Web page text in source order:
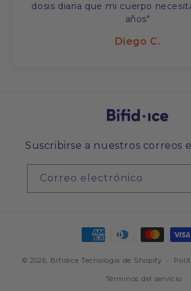
dosis diaria que mi cuerpo
años"
Diego C.
Suscribirse a nuestros correos
Correo electrónico
Formas
de
pago
© 2026, Bifidice Tecnología de Shopify
Términos del servicio